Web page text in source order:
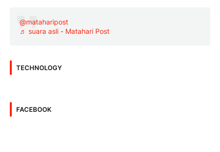
@mataharipost
♬ suara asli - Matahari Post
TECHNOLOGY
FACEBOOK